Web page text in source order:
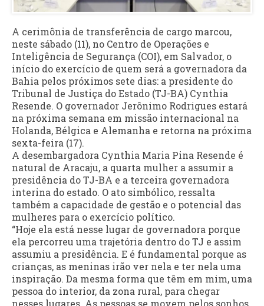
A cerimônia de transferência de cargo marcou,
neste sábado (11), no Centro de Operações e
Inteligência de Segurança (COI), em Salvador, o
início do exercício de quem será a governadora da
Bahia pelos próximos sete dias: a presidente do
Tribunal de Justiça do Estado (TJ-BA) Cynthia
Resende. O governador Jerônimo Rodrigues estará
na próxima semana em missão internacional na
Holanda, Bélgica e Alemanha e retorna na próxima
sexta-feira (17).
A desembargadora Cynthia Maria Pina Resende é
natural de Aracaju, a quarta mulher a assumir a
presidência do TJ-BA e a terceira governadora
interina do estado. O ato simbólico, ressalta
também a capacidade de gestão e o potencial das
mulheres para o exercício político.
“Hoje ela está nesse lugar de governadora porque
ela percorreu uma trajetória dentro do TJ e assim
assumiu a presidência. E é fundamental porque as
crianças, as meninas irão ver nela e ter nela uma
inspiração. Da mesma forma que têm em mim, uma
pessoa do interior, da zona rural, para chegar
nesses lugares. As pessoas se movem pelos sonhos